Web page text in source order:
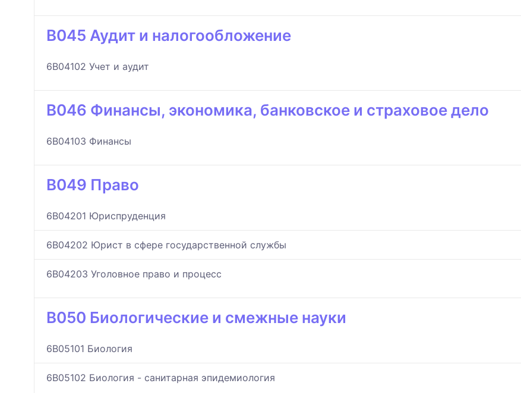
B045 Аудит и налогообложение
6B04102 Учет и аудит
B046 Финансы, экономика, банковское и страховое дело
6B04103 Финансы
B049 Право
6B04201 Юриспруденция
6B04202 Юрист в сфере государственной службы
6B04203 Уголовное право и процесс
B050 Биологические и смежные науки
6B05101 Биология
6B05102 Биология - санитарная эпидемиология